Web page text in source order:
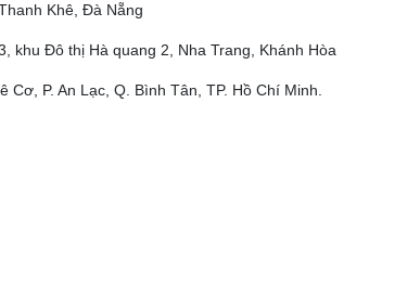
Khê, Đà Nẵng
khu Đô thị Hà quang 2, Nha Trang, Khánh Hòa
P. An Lạc, Q. Bình Tân, TP. Hồ Chí Minh.